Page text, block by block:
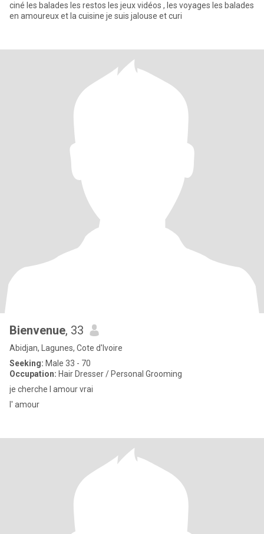
ciné les balades les restos les jeux vidéos , les voyages les balades
en amoureux et la cuisine je suis jalouse et curi
Bienvenue, 33
Abidjan, Lagunes, Cote d'Ivoire
Seeking: Male 33 - 70
Occupation: Hair Dresser / Personal Grooming
je cherche l amour vrai
l' amour